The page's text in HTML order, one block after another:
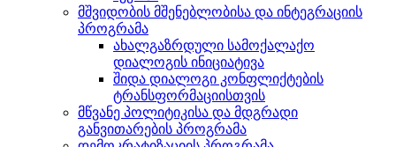
მშვიდობის მშენებლობისა და ინტეგრაციის
პროგრამა
ახალგაზრდული სამოქალაქო
დიალოგის ინიციატივა
შიდა დიალოგი კონფლიქტების
ტრანსფორმაციისთვის
მწვანე პოლიტიკისა და მდგრადი
განვითარების პროგრამა